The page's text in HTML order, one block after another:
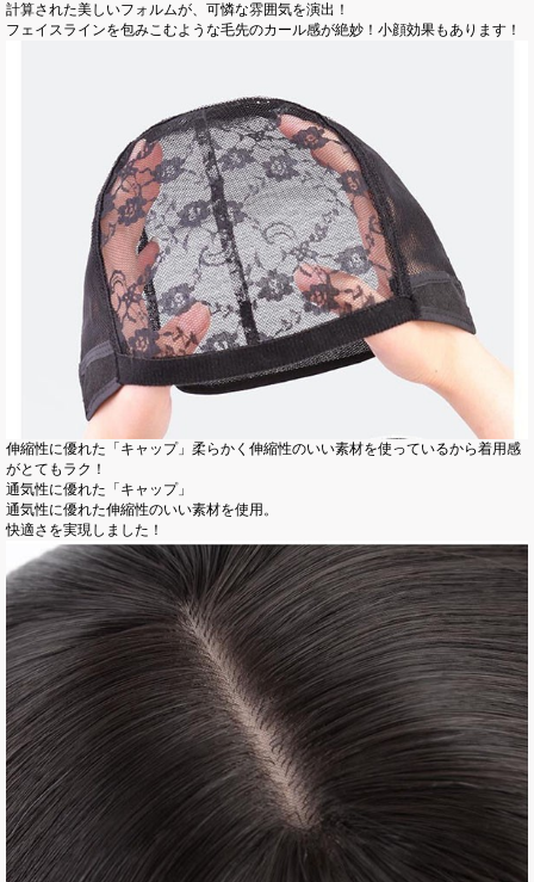
計算された美しいフォルムが、可憐な雰囲気を演出！
フェイスラインを包みこむような毛先のカール感が絶妙！小顔効果もあります！
伸縮性に優れた「キャップ」柔らかく伸縮性のいい素材を使っているから着用感
がとてもラク！
通気性に優れた「キャップ」
通気性に優れた伸縮性のいい素材を使用。
快適さを実現しました！